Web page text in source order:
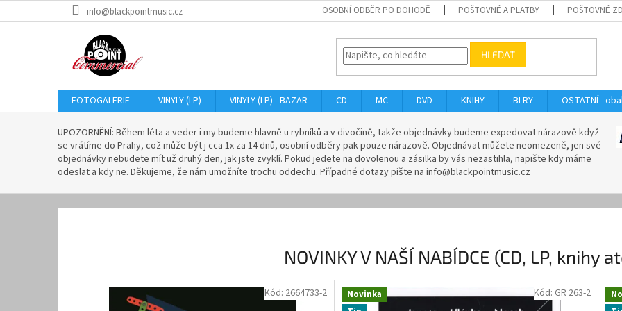
na
info@blackpointmusic.cz OSOBNÍ ODBĚR PO DOHODĚ POŠTOVNÉ A PLATBY POŠTOVNÉ
HLEDAT
FOTOGALERIE VINYLY (LP) VINYLY (LP) - BAZAR CD MC DVD KNIHY BLRY OSTATNÍ -
í
t
á
m
UPOZORNĚNÍ: Během léta a veder i my budeme hlavně u rybníků a v divočině, takže objednávky budeme expedovat nárazově když
se vrátíme do Prahy, což může být j cca 1x za 14 dnů, osobní odběry pak pouze nárazově. Objednávat můžete neomezeně, jen své
objednávky nebudete mít už druhý den, jak jste zvyklí. Pokud jedete na dovolenou a zásilka by vás nezastihla, napište kdy máme
odeslat a kdy ne. Děkujeme, že nám umožníte trochu oddechu. Případné dotazy pište na info@blackpointmusic.cz
NOVINKY V NAŠÍ NABÍDCE (CD, LP, knihy
Kód: 2664733-2
Novinka
Kód: GR 263-2